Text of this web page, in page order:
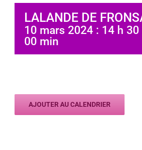
LALANDE DE
10 mars 2024 : 14 h
00 min
AJOUTER AU CALENDRIER